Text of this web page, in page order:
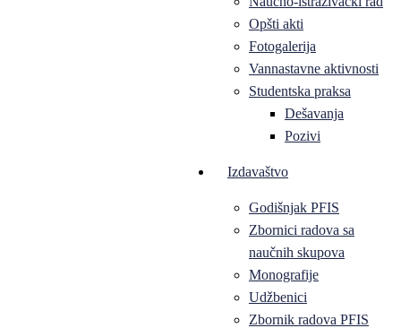
Opšti akti
Fotogalerija
Vannastavne aktivnosti
Studentska praksa
Dešavanja
Pozivi
Izdavaštvo
Godišnjak PFIS
Zbornici radova sa
naučnih skupova
Monografije
Udžbenici
Zbornik radova PFIS